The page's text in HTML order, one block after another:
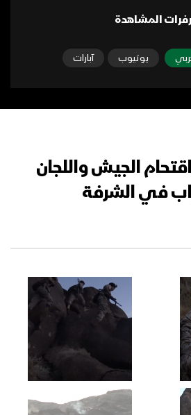
المشاهدة
يوتيوب آبارات
الجيش واللجان
في الشرفة